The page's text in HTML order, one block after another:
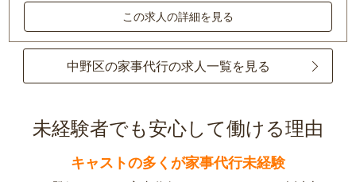
この求人の詳細を見る
中野区の家事代行の求人一覧を見る
未経験者でも安心して働ける理由
キャストの多くが家事代行未経験